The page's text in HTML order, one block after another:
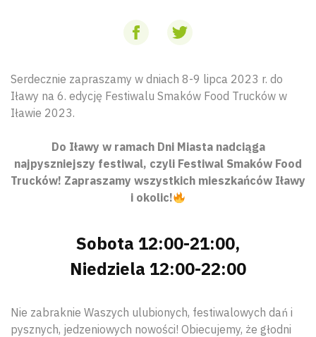
Serdecznie zapraszamy w dniach 8-9 lipca 2023 r. do
Iławy na 6. edycję Festiwalu Smaków Food Trucków w
Iławie 2023.
Do Iławy w ramach Dni Miasta nadciąga
najpyszniejszy festiwal, czyli Festiwal Smaków Food
Trucków! Zapraszamy wszystkich mieszkańców Iławy
i okolic!
Sobota 12:00-21:00,
Niedziela 12:00-22:00
Nie zabraknie Waszych ulubionych, festiwalowych dań i
pysznych, jedzeniowych nowości! Obiecujemy, że głodni